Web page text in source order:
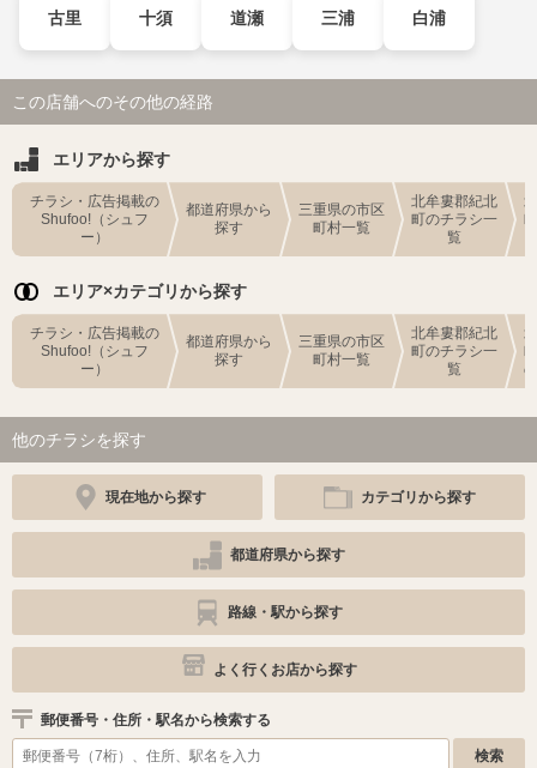
古里 十須 道瀬 三浦 白浦
この店舗へのその他の経路
エリアから探す
チラシ・広告掲載の
Shufoo!（シュフ
ー）
都道府県から
探す
三重県の市区
町村一覧
北牟婁郡紀北
町のチラシ一
覧
エリア×カテゴリから探す
チラシ・広告掲載の
Shufoo!（シュフ
ー）
都道府県から
探す
三重県の市区
町村一覧
北牟婁郡紀北
町のチラシ一
覧
他のチラシを探す
現在地から探す カテゴリから探す
都道府県から探す
路線・駅から探す
よく行くお店から探す
郵便番号・住所・駅名から検索する